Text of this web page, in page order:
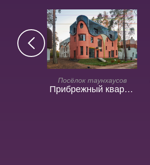
Посёлок таунхаусов
Прибрежный квартал